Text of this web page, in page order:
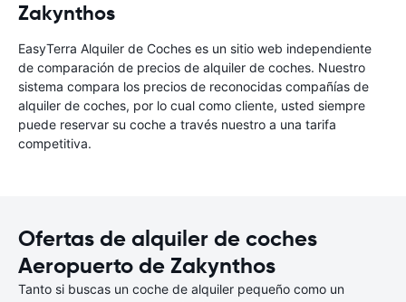
Zakynthos
EasyTerra Alquiler de Coches es un sitio web independiente
de comparación de precios de alquiler de coches. Nuestro
sistema compara los precios de reconocidas compañías de
alquiler de coches, por lo cual como cliente, usted siempre
puede reservar su coche a través nuestro a una tarifa
competitiva.
Ofertas de alquiler de coches
Aeropuerto de Zakynthos
Tanto si buscas un coche de alquiler pequeño como un